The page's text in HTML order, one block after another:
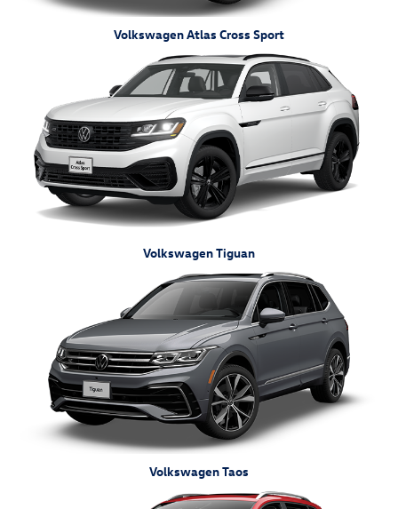
Volkswagen Atlas Cross Sport
Volkswagen Tiguan
Volkswagen Taos